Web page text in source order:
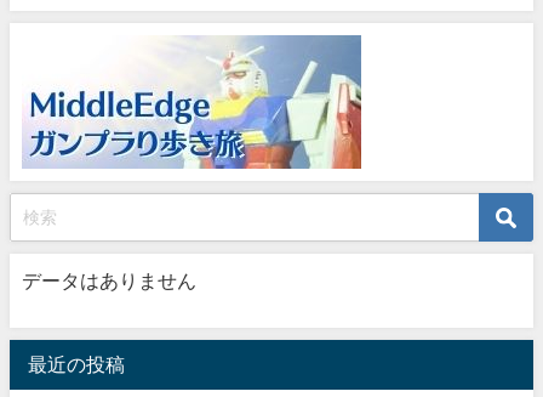
データはありません
最近の投稿